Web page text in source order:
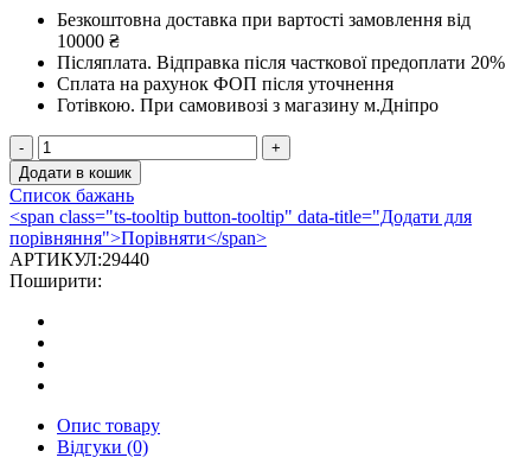
Безкоштовна доставка при вартості замовлення від
10000 ₴
Післяплата. Відправка після часткової предоплати 20%
Сплата на рахунок ФОП після уточнення
Готівкою. При самовивозі з магазину м.Дніпро
Піч
для
лазні
PK-
20
S
anthracite
кількість
Додати в кошик
Список бажань
<span class="ts-tooltip button-tooltip" data-title="Додати для
порівняння">Порівняти</span>
АРТИКУЛ:29440
Поширити:
Опис товару
Відгуки (0)